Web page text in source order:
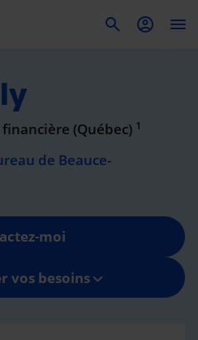
(Québec) 1
de Beauce-
moi
vos besoins